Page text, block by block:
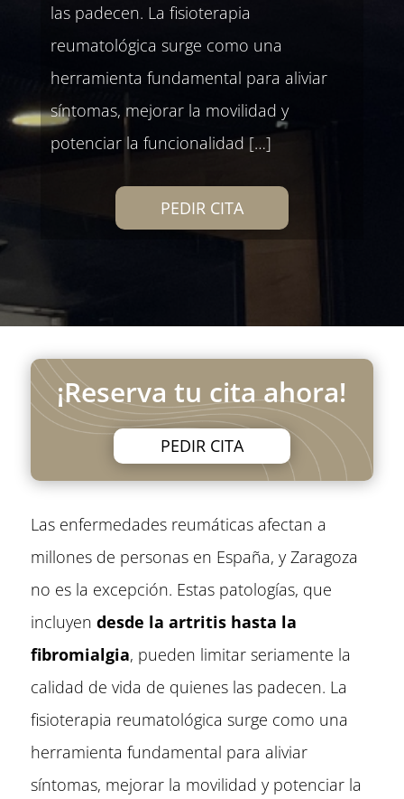
las padecen. La fisioterapia
reumatológica surge como una
herramienta fundamental para aliviar
síntomas, mejorar la movilidad y
potenciar la funcionalidad […]
PEDIR CITA
¡Reserva tu cita ahora!
PEDIR CITA
Las enfermedades reumáticas afectan a
millones de personas en España, y Zaragoza
no es la excepción. Estas patologías, que
incluyen desde la artritis hasta la
fibromialgia, pueden limitar seriamente la
calidad de vida de quienes las padecen. La
fisioterapia reumatológica surge como una
herramienta fundamental para aliviar
síntomas, mejorar la movilidad y potenciar la